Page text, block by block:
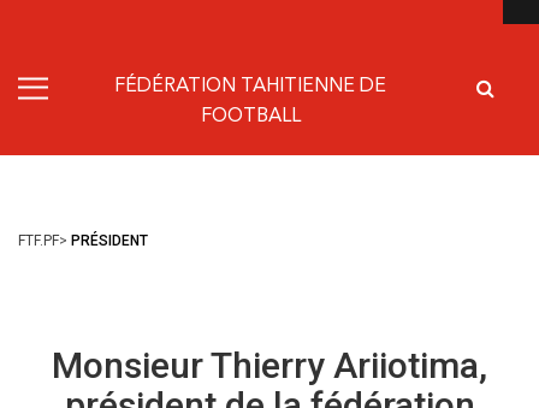
FÉDÉRATION TAHITIENNE DE
FOOTBALL
FTF.PF> PRÉSIDENT
Monsieur Thierry Ariiotima,